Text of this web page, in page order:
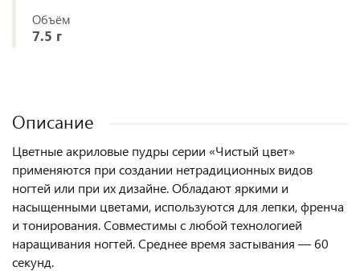
Объём
7.5 г
Описание
Цветные акриловые пудры серии «Чистый цвет»
применяются при создании нетрадиционных видов
ногтей или при их дизайне. Обладают яркими и
насыщенными цветами, используются для лепки, френча
и тонирования. Совместимы с любой технологией
наращивания ногтей. Среднее время застывания — 60
секунд.